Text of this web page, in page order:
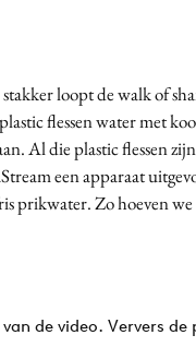
loopt de walk of
flessen water met
Al die plastic flessen
een apparaat
prikwater. Zo hoeven we
de video. Ververs